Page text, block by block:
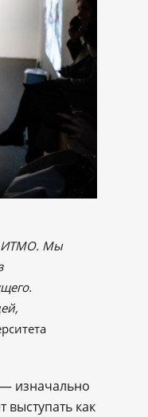
ИТМО. Мы
изначально
как